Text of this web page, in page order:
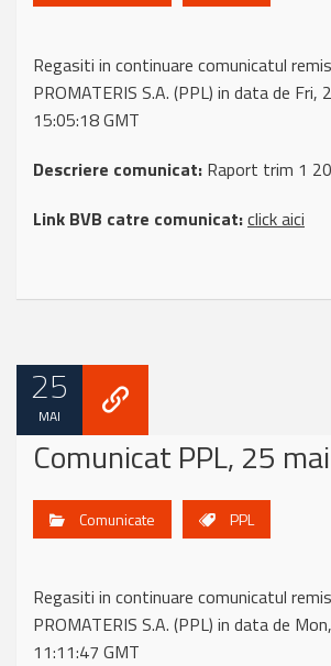
Regasiti in continuare comunicatul
PROMATERIS S.A. (PPL) in data de Fri,
15:05:18 GMT
Descriere comunicat: Raport trim 1
Link BVB catre comunicat:click aici
25
MAI
Comunicat PPL, 25
Comunicate PPL
Regasiti in continuare comunicatul
PROMATERIS S.A. (PPL) in data de
11:11:47 GMT